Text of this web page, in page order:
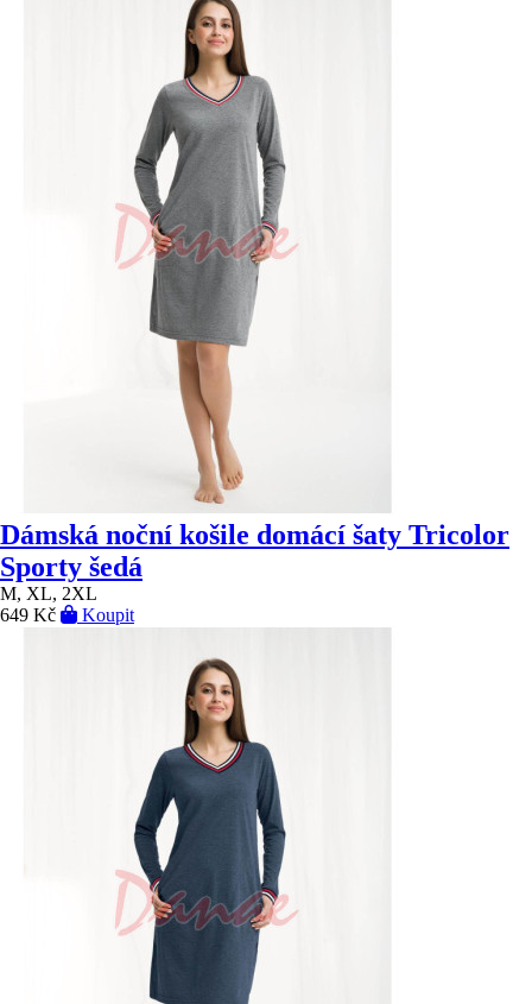
Dámská noční košile domácí šaty Tricolor
Sporty šedá
M, XL, 2XL
649 Kč
Koupit